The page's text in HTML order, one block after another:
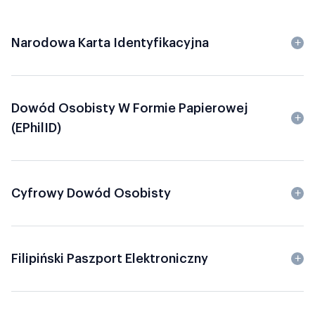
Narodowa Karta Identyfikacyjna
Dowód Osobisty W Formie Papierowej
(ePhilID)
Cyfrowy Dowód Osobisty
Filipiński Paszport Elektroniczny